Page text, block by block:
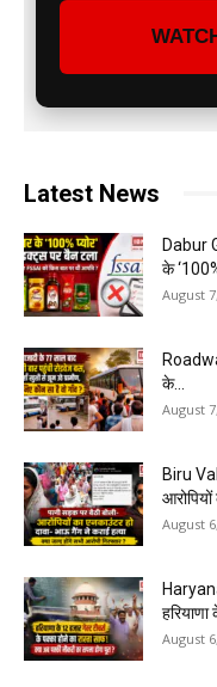
Latest News
Dabur
के
August
के...
August
Biru
आरोपियों
August
हरियाणा
August